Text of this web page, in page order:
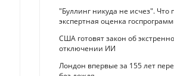
"Буллинг никуда не исчез". Что
экспертная оценка
США готовят закон об
отключении ИИ
Лондон впервые за 155 лет